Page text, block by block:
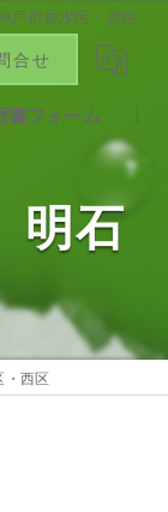
市垂水区・西区
合せ
書フォーム
明石
西区